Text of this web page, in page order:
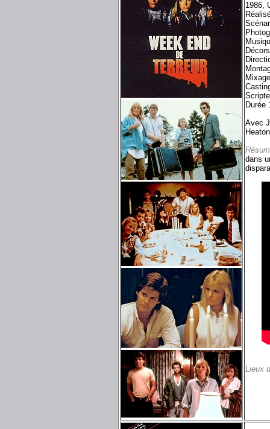
1986,
Durée
Avec
dans
Lieux